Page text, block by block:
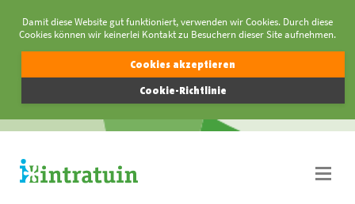
Damit diese Website gut funktioniert, verwenden wir Cookies. Durch diese
Cookies können wir keinerlei Kontakt zu Besuchern dieser Site aufnehmen.
Cookies akzeptieren
Cookie-Richtlinie